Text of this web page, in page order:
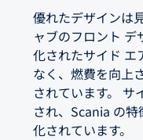
優れたデザインは
ャブのフロント デ
化されたサイド エ
なく、燃費を向上
されています。 サ
され、Scania の
化されています。